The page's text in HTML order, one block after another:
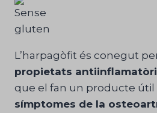
Mega
Plus
Camps®
L’harpagòfit és conegut
propietats
que el fan un producte útil
símptomes de la